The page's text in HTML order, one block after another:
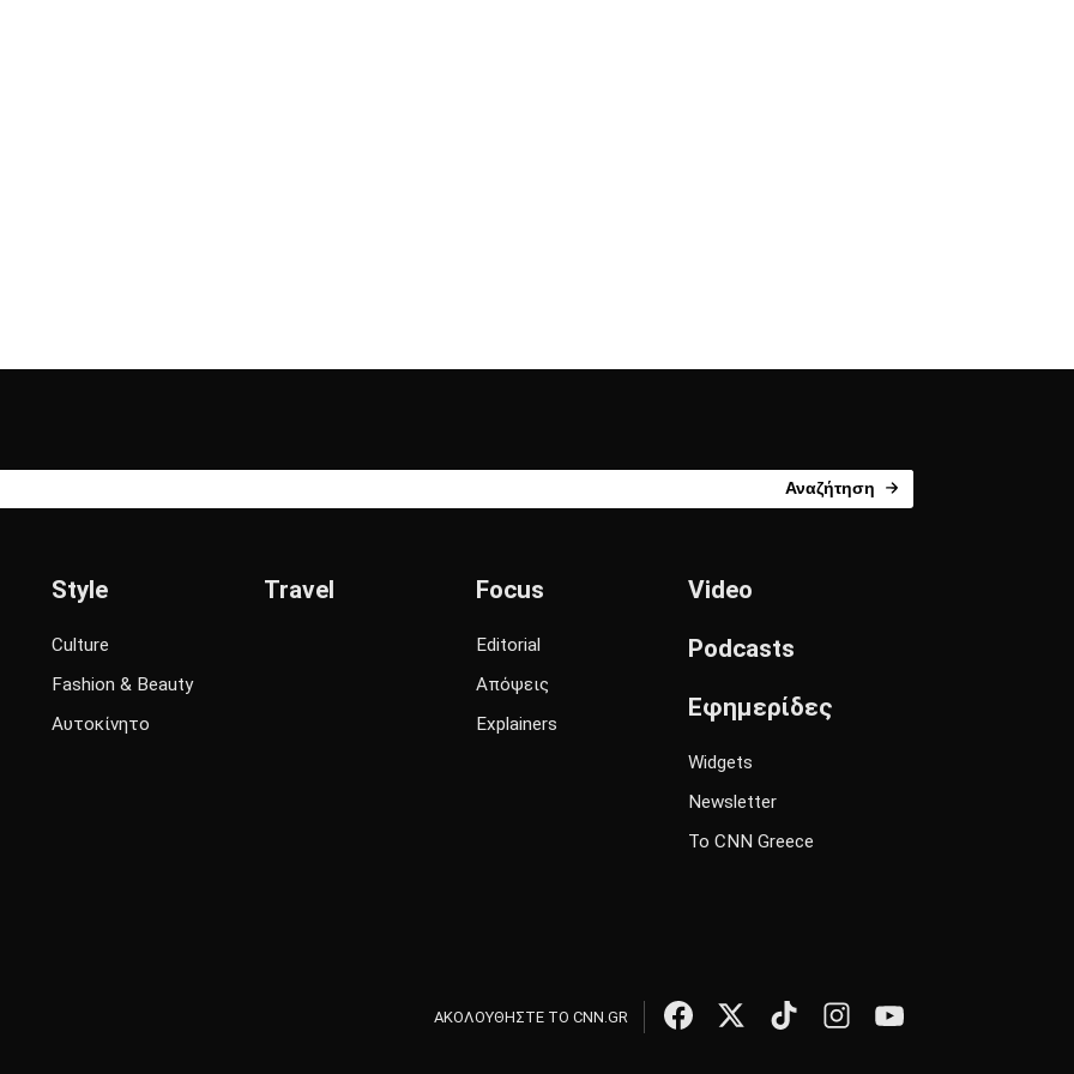
Αναζήτηση
Style
Culture
Fashion & Beauty
Αυτοκίνητο
Travel Focus
Editorial
Απόψεις
Explainers
Video
Podcasts
Εφημερίδες
Widgets
Newsletter
Το CNN Greece
ΑΚΟΛΟΥΘΗΣΤΕ ΤΟ CNN.GR